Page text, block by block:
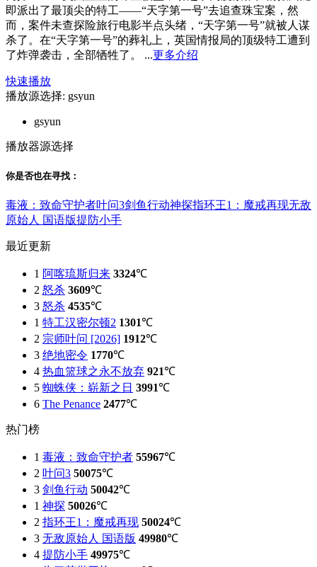
即派出了最顶尖的特工——“天字第一号”去追查珠宝案，然
而，案件未查探险旅行电影半点头绪，“天字第一号”就被人谋
杀了。在“天字第一号”的葬礼上，英国情报局的顶级特工遭到
了炸弹袭击，全部牺牲了。 ...更多介绍
快速播放
播放源选择: gsyun
gsyun
播放器源选择
你是否也在寻找 ：
毒液：致命守护者叶问3剑鱼行动神探指环王1：魔戒再现无敌
原始人 国语版提防小手
最近更新
1 阿喀琉斯归来 3324℃
2 怒杀 3609℃
3 怒杀 4535℃
1 特工汉密尔顿2 1301℃
2 宗师叶问 [2026] 1912℃
3 绝地密令 1770℃
4 热血篮球之永不放弃 921℃
5 蜘蛛侠：崭新之日 3991℃
6 The Penance 2477℃
热门榜
1 毒液：致命守护者 55967℃
2 叶问3 50075℃
3 剑鱼行动 50042℃
1 神探 50026℃
2 指环王1：魔戒再现 50024℃
3 无敌原始人 国语版 49980℃
4 提防小手 49975℃